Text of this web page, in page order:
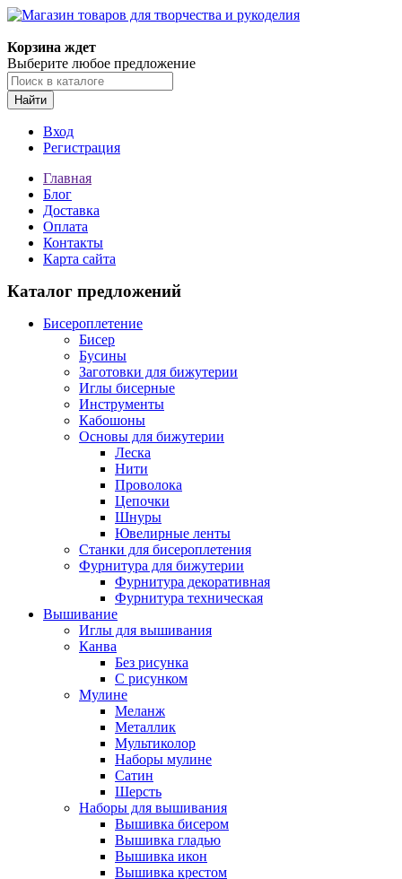
Корзина ждет
Выберите любое предложение
Найти
Вход
Регистрация
Главная
Блог
Доставка
Оплата
Контакты
Карта сайта
Каталог предложений
Бисероплетение
Бисер
Бусины
Заготовки для бижутерии
Иглы бисерные
Инструменты
Кабошоны
Основы для бижутерии
Леска
Нити
Проволока
Цепочки
Шнуры
Ювелирные ленты
Станки для бисероплетения
Фурнитура для бижутерии
Фурнитура декоративная
Фурнитура техническая
Вышивание
Иглы для вышивания
Канва
Без рисунка
С рисунком
Мулине
Меланж
Металлик
Мультиколор
Наборы мулине
Сатин
Шерсть
Наборы для вышивания
Вышивка бисером
Вышивка гладью
Вышивка икон
Вышивка крестом